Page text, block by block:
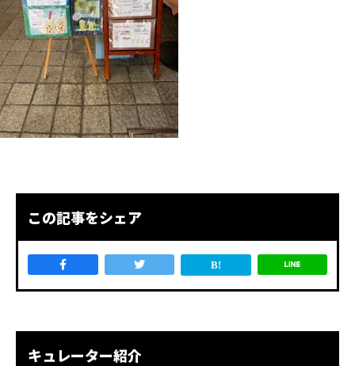
この記事をシェア
キュレーター紹介